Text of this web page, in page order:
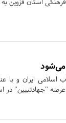
می‌شود
ایران و با
"جهادتبیین" در